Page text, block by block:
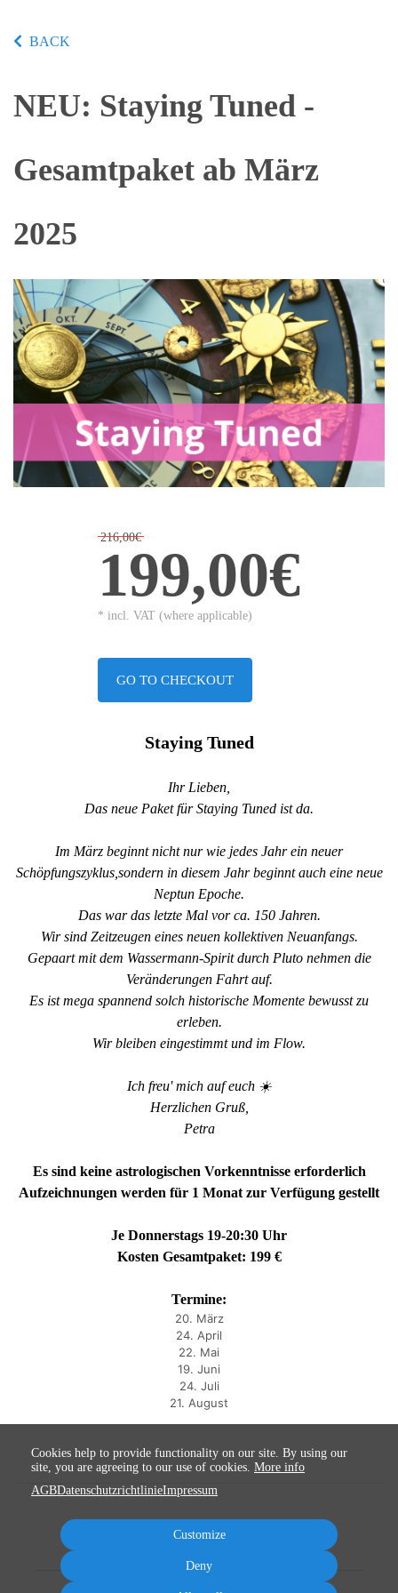
BACK
NEU: Staying Tuned -
Gesamtpaket ab März
2025
216,00€
199,00€
* incl. VAT (where applicable)
GO TO CHECKOUT
Staying Tuned
Ihr Lieben,
Das neue Paket für Staying Tuned ist da.
Im März beginnt nicht nur wie jedes Jahr ein neuer
Schöpfungszyklus, sondern in diesem Jahr beginnt auch eine neue
Neptun Epoche.
Das war das letzte Mal vor ca. 150 Jahren.
Wir sind Zeitzeugen eines neuen kollektiven Neuanfangs.
Gepaart mit dem Wassermann-Spirit durch Pluto nehmen die
Veränderungen Fahrt auf.
Es ist mega spannend solch historische Momente bewusst zu
erleben.
Wir bleiben eingestimmt und im Flow.
Ich freu' mich auf euch ☀️
Herzlichen Gruß,
Petra
Es sind keine astrologischen Vorkenntnisse erforderlich
Aufzeichnungen werden für 1 Monat zur Verfügung gestellt
Je Donnerstags 19-20:30 Uhr
Kosten Gesamtpaket: 199 €
Termine:
20. März
24. April
22. Mai
19. Juni
24. Juli
21. August
Cookies help to provide functionality on our site. By using our
site, you are agreeing to our use of cookies. More info
AGBDatenschutzrichtlinieImpressum
Customize
Deny